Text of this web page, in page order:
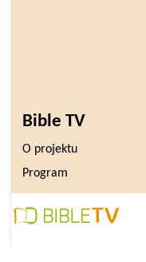
Bible TV
O projektu
Program